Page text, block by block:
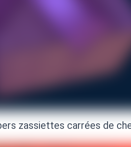
zassiettes carrées de